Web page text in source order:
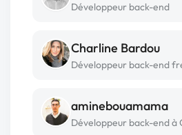
Développeur back-end
Charline Bardou
Développeur back-end
aminebouamama
Développeur back-end à